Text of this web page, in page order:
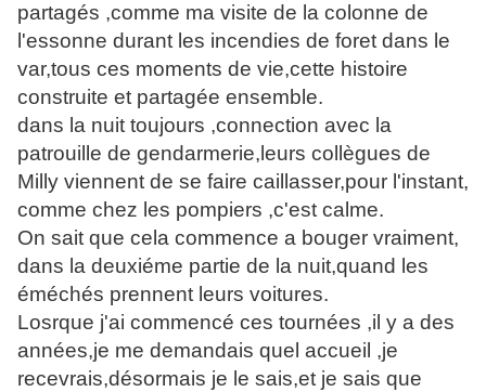
partagés ,comme ma visite de la colonne de
l'essonne durant les incendies de foret dans le
var,tous ces moments de vie,cette histoire
construite et partagée ensemble.
dans la nuit toujours ,connection avec la
patrouille de gendarmerie,leurs collègues de
Milly viennent de se faire caillasser,pour l'instant,
comme chez les pompiers ,c'est calme.
On sait que cela commence a bouger vraiment,
dans la deuxiéme partie de la nuit,quand les
éméchés prennent leurs voitures.
Losrque j'ai commencé ces tournées ,il y a des
années,je me demandais quel accueil ,je
recevrais,désormais je le sais,et je sais que